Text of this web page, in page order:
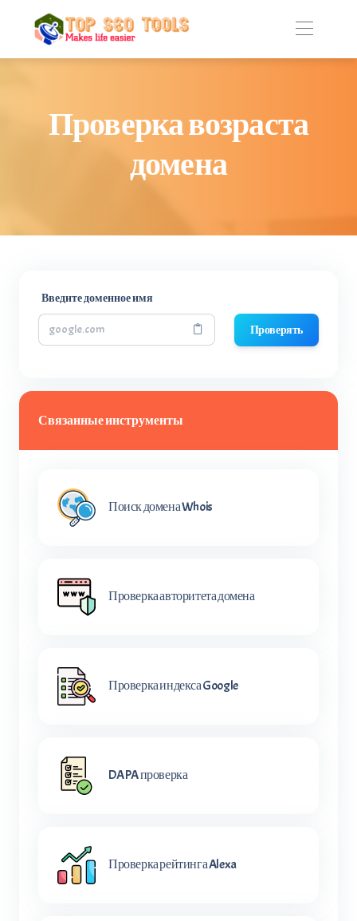
Проверка возраста
домена
Введите доменное имя
Проверять
Связанные инструменты
Поиск домена Whois
Проверка авторитета домена
Проверка индекса Google
DA PA проверка
Проверка рейтинга Alexa